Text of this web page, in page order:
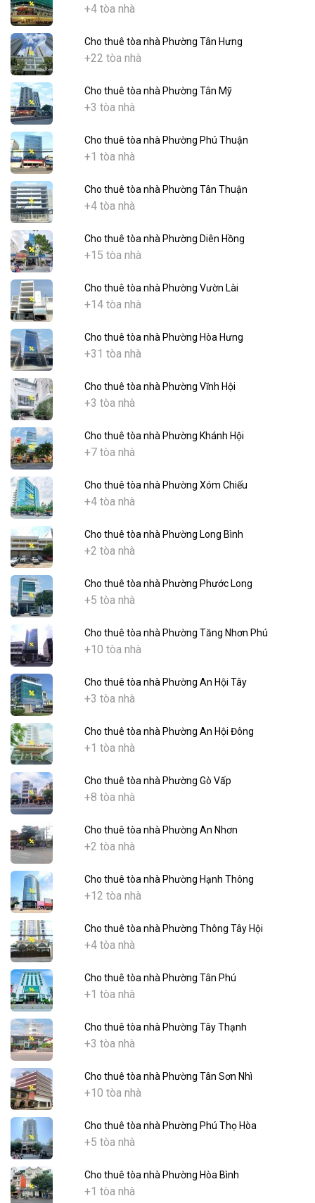
+4 tòa nhà
Cho thuê tòa nhà Phường Tân Hưng
+22 tòa nhà
Cho thuê tòa nhà Phường Tân Mỹ
+3 tòa nhà
Cho thuê tòa nhà Phường Phú Thuận
+1 tòa nhà
Cho thuê tòa nhà Phường Tân Thuận
+4 tòa nhà
Cho thuê tòa nhà Phường Diên Hồng
+15 tòa nhà
Cho thuê tòa nhà Phường Vườn Lài
+14 tòa nhà
Cho thuê tòa nhà Phường Hòa Hưng
+31 tòa nhà
Cho thuê tòa nhà Phường Vĩnh Hội
+3 tòa nhà
Cho thuê tòa nhà Phường Khánh Hội
+7 tòa nhà
Cho thuê tòa nhà Phường Xóm Chiếu
+4 tòa nhà
Cho thuê tòa nhà Phường Long Bình
+2 tòa nhà
Cho thuê tòa nhà Phường Phước Long
+5 tòa nhà
Cho thuê tòa nhà Phường Tăng Nhơn Phú
+10 tòa nhà
Cho thuê tòa nhà Phường An Hội Tây
+3 tòa nhà
Cho thuê tòa nhà Phường An Hội Đông
+1 tòa nhà
Cho thuê tòa nhà Phường Gò Vấp
+8 tòa nhà
Cho thuê tòa nhà Phường An Nhơn
+2 tòa nhà
Cho thuê tòa nhà Phường Hạnh Thông
+12 tòa nhà
Cho thuê tòa nhà Phường Thông Tây Hội
+4 tòa nhà
Cho thuê tòa nhà Phường Tân Phú
+1 tòa nhà
Cho thuê tòa nhà Phường Tây Thạnh
+3 tòa nhà
Cho thuê tòa nhà Phường Tân Sơn Nhì
+10 tòa nhà
Cho thuê tòa nhà Phường Phú Thọ Hòa
+5 tòa nhà
Cho thuê tòa nhà Phường Hòa Bình
+1 tòa nhà